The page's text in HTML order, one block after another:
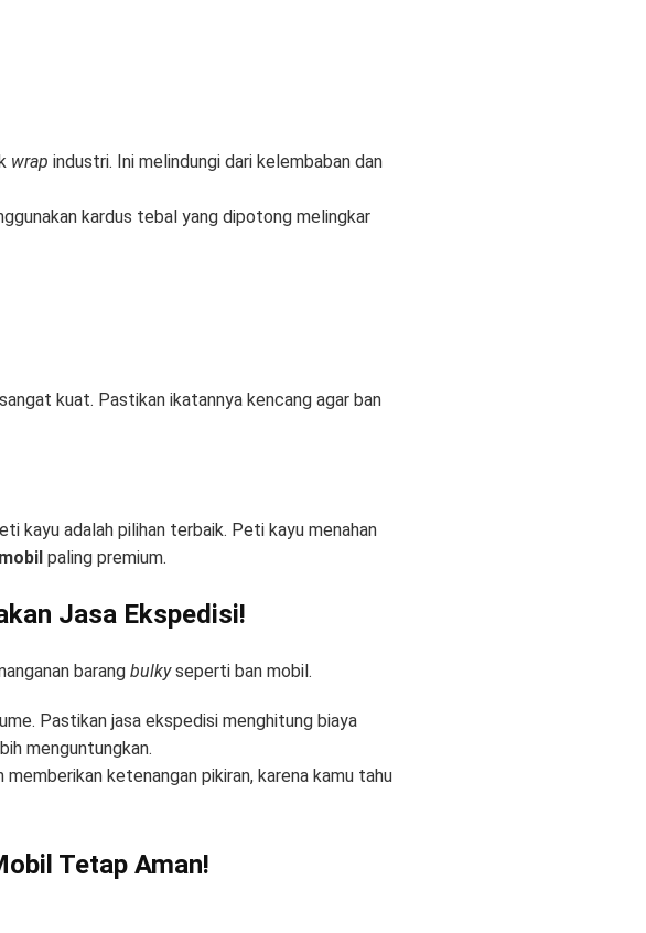
wrap industri. Ini melindungi dari kelembaban dan
kardus tebal yang dipotong melingkar
kuat. Pastikan ikatannya kencang agar ban
kayu adalah pilihan terbaik. Peti kayu menahan
paling premium.
Jasa Ekspedisi!
barang bulkyseperti ban mobil.
Pastikan jasa ekspedisi menghitung biaya
menguntungkan.
memberikan ketenangan pikiran, karena kamu tahu
Tetap Aman!